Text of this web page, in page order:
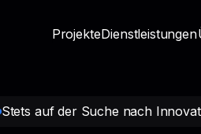
ProjekteDienstleistungen
Stets auf der Suche nach